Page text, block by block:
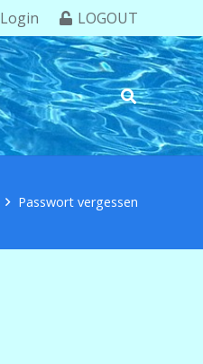
Login LOGOUT
Passwort vergessen